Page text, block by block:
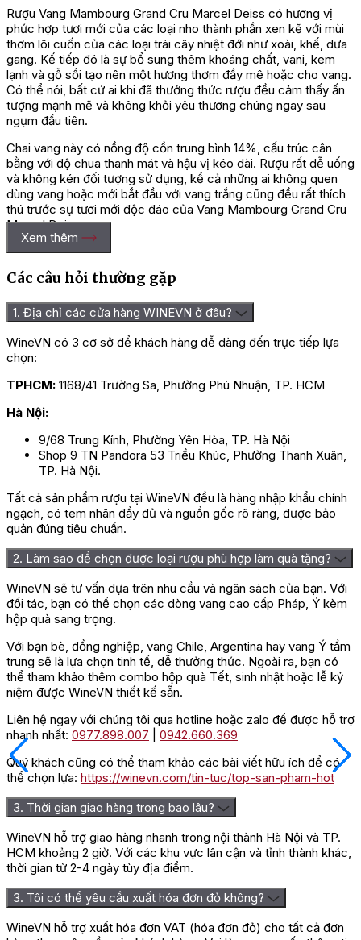
Rượu Vang Mambourg Grand Cru Marcel Deiss có hương vị
phức hợp tươi mới của các loại nho thành phần xen kẽ với mùi
thơm lôi cuốn của các loại trái cây nhiệt đới như xoài, khế, dưa
gang. Kế tiếp đó là sự bổ sung thêm khoáng chất, vani, kem
lạnh và gỗ sồi tạo nên một hương thơm đầy mê hoặc cho vang.
Có thể nói, bất cứ ai khi đã thưởng thức rượu đều cảm thấy ấn
tượng mạnh mẽ và không khỏi yêu thương chúng ngay sau
ngụm đầu tiên.
Chai vang này có nồng độ cồn trung bình 14%, cấu trúc cân
bằng với độ chua thanh mát và hậu vị kéo dài. Rượu rất dễ uống
và không kén đối tượng sử dụng, kể cả những ai không quen
dùng vang hoặc mới bắt đầu với vang trắng cũng đều rất thích
thú trước sự tươi mới độc đáo của Vang Mambourg Grand Cru
Marcel Deiss.
Hướng dẫn cách thưởng thức rượu
Vang Mambourg Grand Cru Marcel
Deiss
Rượu Vang Mambourg Grand Cru Marcel Deiss thường được
thưởng thức lạnh ở nhiệt độ lý tưởng 12-14 độ C, bạn nên ướp
lạnh rượu 30 phút trước khi uống hoặc cho vào xô đá để chúng
phát huy tối đa hương vị và cấu trúc của mình. Chai vang này
cũng sẽ rất ngon và chuẩn vị khi kết hợp cùng một số món ăn
hồi, thịt trắng và đặc biệt là những món ăn có vị béo ngậy như
thịt cừu nướng, thịt bò bít tết hoặc các món nướng.
sang trọng như tiếp đối tác, khách hàng, tiệc sinh nhật, tiệc
cưới hỏi hoặc tại bữa cơm đoàn viên, họp mặt thân tình. Sự có
mặt của rượu sẽ khiến cho không khí của bữa tiệc trở nên nhộn
nhịp và đáng nhớ hơn rất nhiều.
Địa chỉ mua Vang Mambourg Grand
Cru Marcel Deiss chính hãng, uy tín
Rượu Vang Mambourg Grand Cru Marcel Deiss có giá thành
tầm trung và hương vị tươi mới, hấp dẫn người dùng ngay từ
ngụm rượu đầu tiên. Đây cũng được xem là chai vang trắng
thơm ngon đáng thử đồng thời là món quà tặng doanh nghiệp
muốn sở hữu. Để thưởng thức hương vị của chai vang này một
cách trọn vẹn nhất, bạn hãy tìm mua chúng tại những cửa hàng
sỉ lẻ rượu vang uy tín và được nhiều người tin tưởng.
Wine VN là một trong những nhà phân phốirượu vanglớn và uy
tín bật nhất hiện nay. Chúng tôi cung cấp đa dạng các loại rượu
vang cao cấp đến từ nhiều quốc gia trên thế giới, bao gồm cả
Đánh giá
Chưa có đánh giá nào.
Hãy là người đầu tiên nhận xét “Rượu Vang Pháp Mambourg
Grand Cru Marcel Deiss”
Xem thêm
Các câu hỏi thường gặp
1. Địa chỉ các cửa hàng WINEVN ở đâu?
WineVN có 3 cơ sở để khách hàng dễ dàng đến trực tiếp lựa
chọn:
TPHCM: 1168/41 Trường Sa, Phường Phú Nhuận, TP. HCM
Hà Nội:
9/68 Trung Kính, Phường Yên Hòa, TP. Hà Nội
Shop 9 TN Pandora 53 Triều Khúc, Phường Thanh Xuân,
TP. Hà Nội.
Tất cả sản phẩm rượu tại WineVN đều là hàng nhập khẩu chính
ngạch, có tem nhãn đầy đủ và nguồn gốc rõ ràng, được bảo
quản đúng tiêu chuẩn.
2. Làm sao để chọn được loại rượu phù hợp làm quà tặng?
WineVN sẽ tư vấn dựa trên nhu cầu và ngân sách của bạn. Với
đối tác, bạn có thể chọn các dòng vang cao cấp Pháp, Ý kèm
hộp quà sang trọng.
Với bạn bè, đồng nghiệp, vang Chile, Argentina hay vang Ý tầm
trung sẽ là lựa chọn tinh tế, dễ thưởng thức. Ngoài ra, bạn có
thể tham khảo thêm combo hộp quà Tết, sinh nhật hoặc lễ kỷ
niệm được WineVN thiết kế sẵn.
Liên hệ ngay với chúng tôi qua hotline hoặc zalo để được hỗ trợ
nhanh nhất: 0977.898.007
0942.660.369
Quý khách cũng có thể tham khảo các bài viết hữu ích để có
thể chọn lựa: https://winevn.com/tin-tuc/top-san-pham-hot
3. Thời gian giao hàng trong bao lâu?
WineVN hỗ trợ giao hàng nhanh trong nội thành Hà Nội và TP.
HCM khoảng 2 giờ. Với các khu vực lân cận và tỉnh thành khác,
thời gian từ 2-4 ngày tùy địa điểm.
3. Tôi có thể yêu cầu xuất hóa đơn đỏ không?
WineVN hỗ trợ xuất hóa đơn VAT (hóa đơn đỏ) cho tất cả đơn